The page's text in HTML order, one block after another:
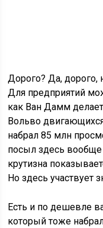
Дорого? Да, дорого,
Для предприятий
как Ван Дамм
Вольво
набрал 85 млн
посыл здесь вообще
крутизна
Но здесь участвует
Есть и по дешевле
который тоже